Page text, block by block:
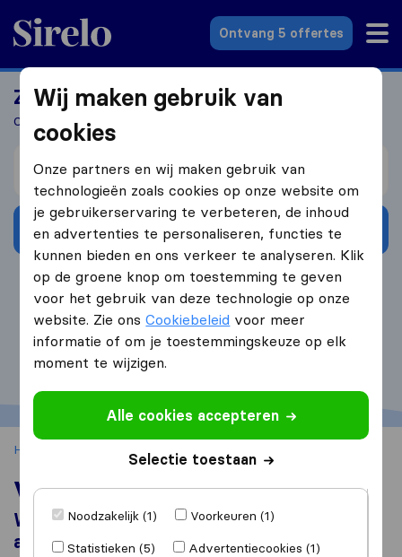
Sirelo.nl
Ontvang 5 offertes
Zoek jij een verhuizer?
Ontvang 5 gratis offertes in 3 stappen
Verhuizen van
Ontvang gratis offertes
4.3 793 Google reviews
Home Verhuizing doorgeven
Verhuizing doorgeven
Waar, hoe, wanneer en aan wie
adreswijziging doorgeven?
Wij maken gebruik van
cookies
Onze partners en wij maken gebruik van
technologieën zoals cookies op onze website om
je gebruikerservaring te verbeteren, de inhoud
en advertenties te personaliseren, functies te
kunnen bieden en ons verkeer te analyseren. Klik
op de groene knop om toestemming te geven
voor het gebruik van deze technologie op onze
website. Zie onsCookiebeleid voor meer
informatie of om je toestemmingskeuze op elk
moment te wijzigen.
Alle cookies accepteren
Selectie toestaan
Noodzakelijk (1)
Voorkeuren (1)
Statistieken (5)
Advertentiecookies (1)